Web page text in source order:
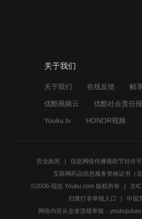
关于我们
关于我们 在线反馈 帧
优酷视频云 优酷社会责任
Youku.tv HONOR视频
营业执照 信息网络传播视听节目许
互联网药品信息服务资格证书（
©2006-现在 Youku.com 版权所有
京
扫黄打非举报入口
中国
网络内容从业者违规举报：